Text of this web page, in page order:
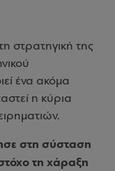
στρατηγική της
ένα ακόμα
η κύρια
στη σύσταση
τη χάραξη